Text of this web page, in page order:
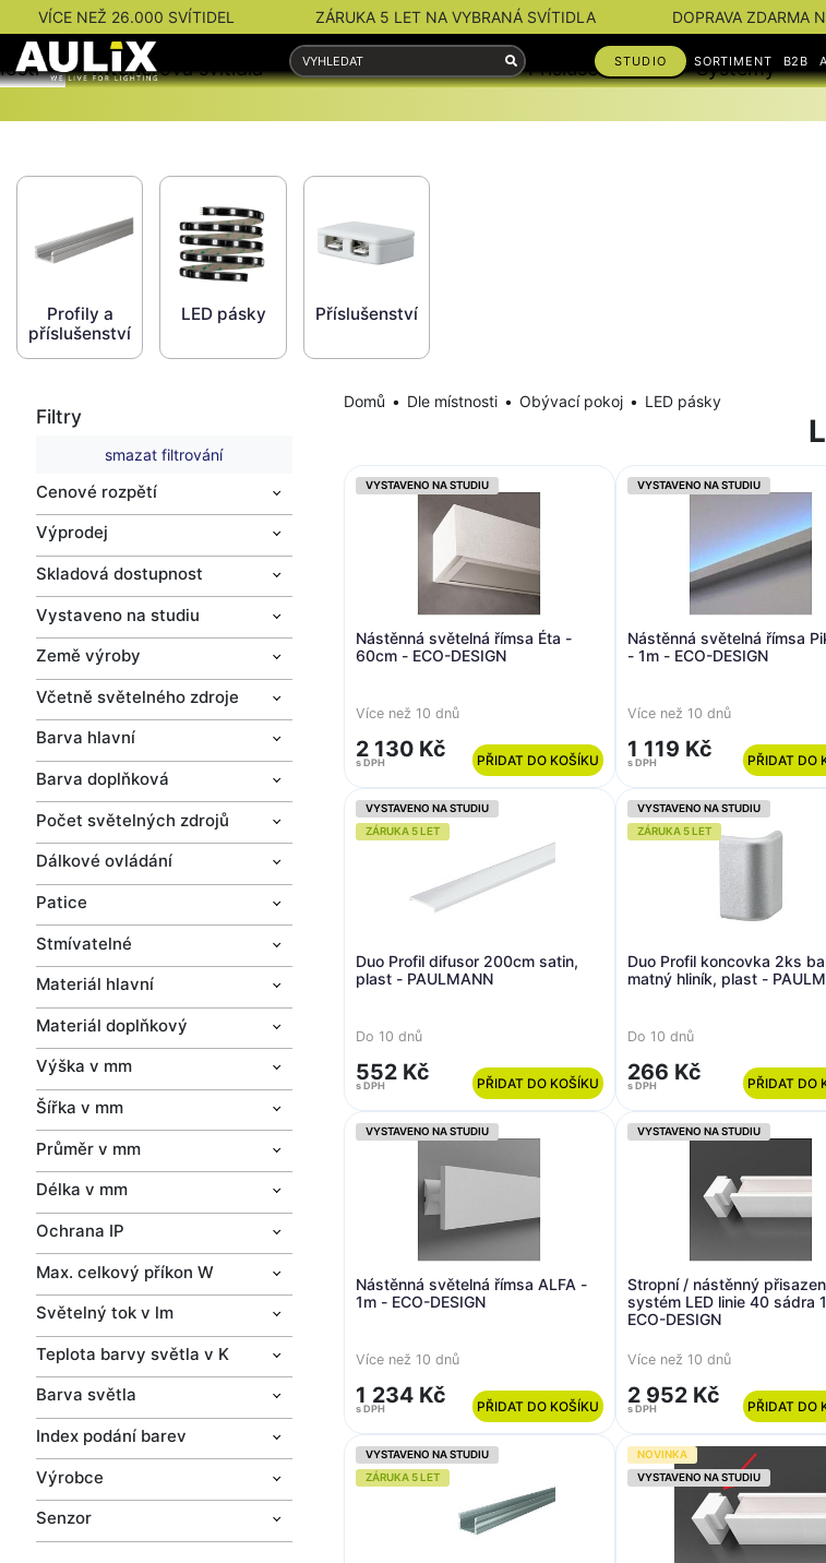
VÍCE NEŽ 26.000 SVÍTIDEL ZÁRUKA 5 LET NA VYBRANÁ SVÍTIDLA DOPRAVA ZDARMA
STUDIO SORTIMENT B2B
Interiérová svítidla Venkovní svítidla Příslušenství Systémy
Profily a
příslušenství
LED pásky Příslušenství
Filtry
smazat filtrování
Cenové rozpětí
Výprodej
Skladová dostupnost
Vystaveno na studiu
Země výroby
Včetně světelného zdroje
Barva hlavní
Barva doplňková
Počet světelných zdrojů
Dálkové ovládání
Patice
Stmívatelné
Materiál hlavní
Materiál doplňkový
Výška v mm
Šířka v mm
Průměr v mm
Délka v mm
Ochrana IP
Max. celkový příkon W
Světelný tok v lm
Teplota barvy světla v K
Barva světla
Index podání barev
Výrobce
Senzor
Domů Dle místnosti Obývací pokoj LED pásky
VYSTAVENO NA STUDIU
Nástěnná světelná římsa Éta -
60cm - ECO-DESIGN
Více než 10 dnů
2 130 Kč
s DPH PŘIDAT DO KOŠÍKU
VYSTAVENO NA STUDIU
Nástěnná světelná římsa
- 1m - ECO-DESIGN
Více než 10 dnů
1 119 Kč
s DPH PŘIDAT DO
VYSTAVENO NA STUDIU
ZÁRUKA 5 LET
Duo Profil difusor 200cm satin,
plast - PAULMANN
Do 10 dnů
552 Kč
s DPH PŘIDAT DO KOŠÍKU
VYSTAVENO NA STUDIU
ZÁRUKA 5 LET
Duo Profil koncovka 2ks
matný hliník, plast -
Do 10 dnů
266 Kč
s DPH PŘIDAT DO
VYSTAVENO NA STUDIU
Nástěnná světelná římsa ALFA -
1m - ECO-DESIGN
Více než 10 dnů
1 234 Kč
s DPH PŘIDAT DO KOŠÍKU
VYSTAVENO NA STUDIU
Stropní / nástěnný
systém LED linie 40 sádra
ECO-DESIGN
Více než 10 dnů
2 952 Kč
s DPH PŘIDAT DO
VYSTAVENO NA STUDIU
ZÁRUKA 5 LET
NOVINKA
VYSTAVENO NA STUDIU